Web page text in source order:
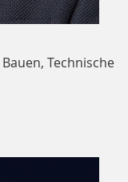
Technische